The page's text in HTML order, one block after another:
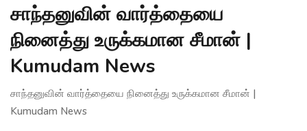
சாந்தனுவின் வார்த்தையை
நினைத்து உருக்கமான சீமான் |
Kumudam News
சாந்தனுவின் வார்த்தையை நினைத்து உருக்கமான சீமான் |
Kumudam News